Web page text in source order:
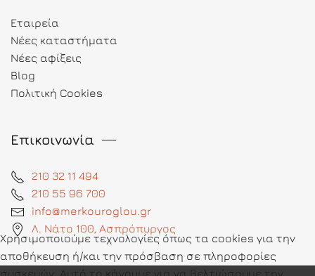
Εταιρεία
Νέες καταστήματα
Νέες αφίξεις
Blog
Πολιτική Cookies
Επικοινωνία
210 32 11 494
210 55 96 700
info@merkouroglou.gr
Λ. Νάτο 100, Ασπρόπυργος
Χρησιμοποιούμε τεχνολογίες όπως τα cookies για την
αποθήκευση ή/και την πρόσβαση σε πληροφορίες
συσκευών. Αυτό το κάνουμε για να βελτιώσουμε την